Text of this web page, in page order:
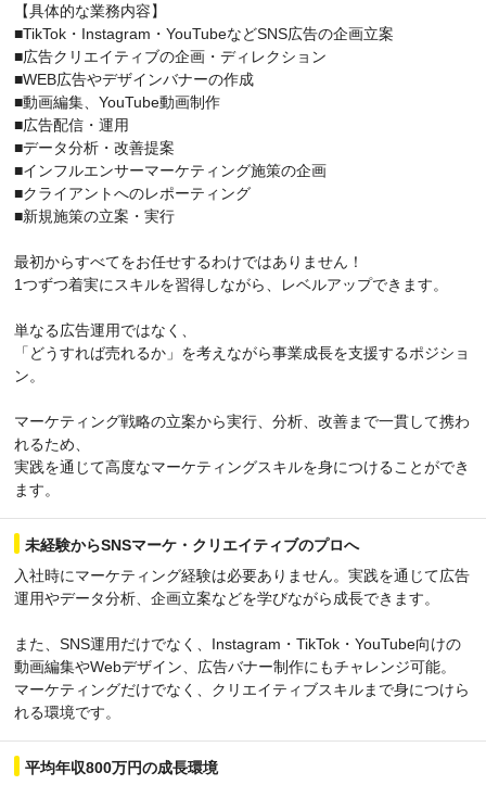
【具体的な業務内容】
■TikTok・Instagram・YouTubeなどSNS広告の企画立案
■広告クリエイティブの企画・ディレクション
■WEB広告やデザインバナーの作成
■動画編集、YouTube動画制作
■広告配信・運用
■データ分析・改善提案
■インフルエンサーマーケティング施策の企画
■クライアントへのレポーティング
■新規施策の立案・実行
最初からすべてをお任せするわけではありません！
1つずつ着実にスキルを習得しながら、レベルアップできます。
単なる広告運用ではなく、
「どうすれば売れるか」を考えながら事業成長を支援するポジショ
ン。
マーケティング戦略の立案から実行、分析、改善まで一貫して携わ
れるため、
実践を通じて高度なマーケティングスキルを身につけることができ
ます。
未経験からSNSマーケ・クリエイティブのプロへ
入社時にマーケティング経験は必要ありません。実践を通じて広告
運用やデータ分析、企画立案などを学びながら成長できます。
また、SNS運用だけでなく、Instagram・TikTok・YouTube向けの
動画編集やWebデザイン、広告バナー制作にもチャレンジ可能。
マーケティングだけでなく、クリエイティブスキルまで身につけら
れる環境です。
平均年収800万円の成長環境